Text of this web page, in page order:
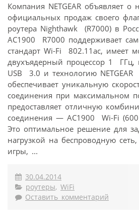
Компания NETGEAR объявляет о
официальных продаж своего
роутера Nighthawk (R7000) в
AC1900 R7000 поддерживает
стандарт Wi-Fi 802.11ac, имеет
двухъядерный процессор 1 ГГц,
USB 3.0 и технологию
обеспечивает уникальную
соединения при максимальном
предоставляет отличную
соединения — AC1900 Wi-Fi
Это оптимальное решение для
нагрузкой на беспроводную
игры, ...
30.04.2014
роутеры, WiFi
Оставить комментарий